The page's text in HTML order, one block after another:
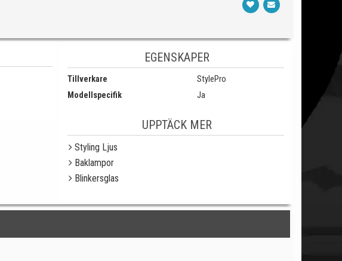
EGENSKAPER
Tillverkare
StylePro
Modellspecifik
Ja
UPPTÄCK MER
Styling Ljus
Baklampor
Blinkersglas